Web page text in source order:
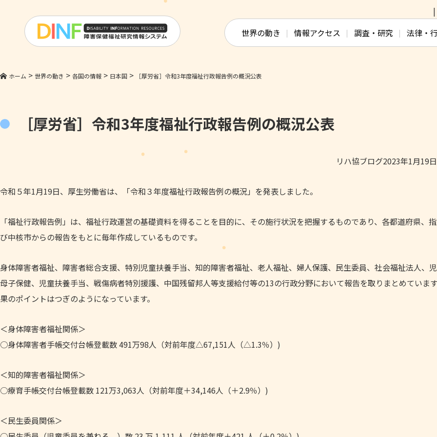
世界の動き 情報アクセス 調査・研究 法律・
ホーム > 世界の動き > 各国の情報 > 日本国 > ［厚労省］令和3年度福祉行政報告例の概況公表
［厚労省］令和3年度福祉行政報告例の概況公表
リハ協ブログ2023年1月19
令和５年1月19日、厚生労働省は、「令和３年度福祉行政報告例の概況」を発表しました。
「福祉行政報告例」は、福祉行政運営の基礎資料を得ることを目的に、その施行状況を把握するものであり、各都道府県、
び中核市からの報告をもとに毎年作成しているものです。
身体障害者福祉、障害者総合支援、特別児童扶養手当、知的障害者福祉、老人福祉、婦人保護、民生委員、社会福祉法人、児
母子保健、児童扶養手当、戦傷病者特別援護、中国残留邦人等支援給付等の13の行政分野において報告を取りまとめてい
果のポイントはつぎのようになっています。
＜身体障害者福祉関係＞
○身体障害者手帳交付台帳登載数 491万98人（対前年度△67,151人（△1.3％）)
＜知的障害者福祉関係＞
○療育手帳交付台帳登載数 121万3,063人（対前年度＋34,146人（＋2.9％）)
＜民生委員関係＞